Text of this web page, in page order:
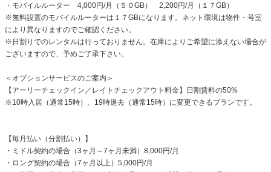
・モバイルルーター 4,000円/月（５０GB） 2,200円/月（１７GB）
※無料設置のモバイルルーターは１７GBになります。ネット環境は物件・号室
により異なりますのでご確認ください。
※日割りでのレンタルは行っておりません。在庫によりご希望に添えない場合が
ございますので、予めご了承下さい。
＜オプションサービスのご案内＞
【アーリーチェックイン／レイトチェックアウト料金】日割賃料の50%
※10時入居（通常15時）、19時退去（通常15時）に変更できるプランです。
【毎月払い（分割払い）】
・ミドル契約の場合（3ヶ月～7ヶ月未満）8,000円/月
・ロング契約の場合（7ヶ月以上）5,000円/月